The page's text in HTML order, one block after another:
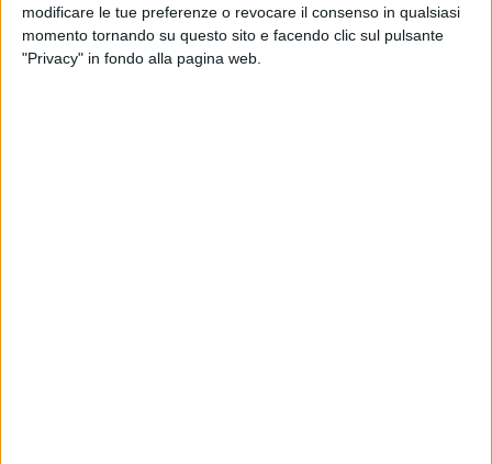
modificare le tue preferenze o revocare il consenso in qualsiasi
momento tornando su questo sito e facendo clic sul pulsante
"Privacy" in fondo alla pagina web.